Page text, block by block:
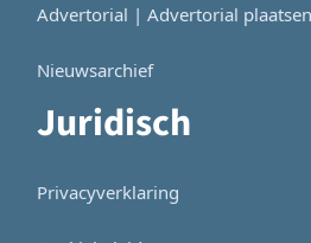
Advertorial | Advertorial plaatsen
Nieuwsarchief
Juridisch
Privacyverklaring